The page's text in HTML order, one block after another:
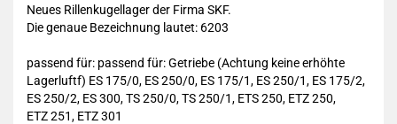
Neues Rillenkugellager der Firma SKF.
Die genaue Bezeichnung lautet: 6203
passend für: passend für: Getriebe (Achtung keine erhöhte
Lagerluftf) ES 175/0, ES 250/0, ES 175/1, ES 250/1, ES 175/2,
ES 250/2, ES 300, TS 250/0, TS 250/1, ETS 250, ETZ 250,
ETZ 251, ETZ 301